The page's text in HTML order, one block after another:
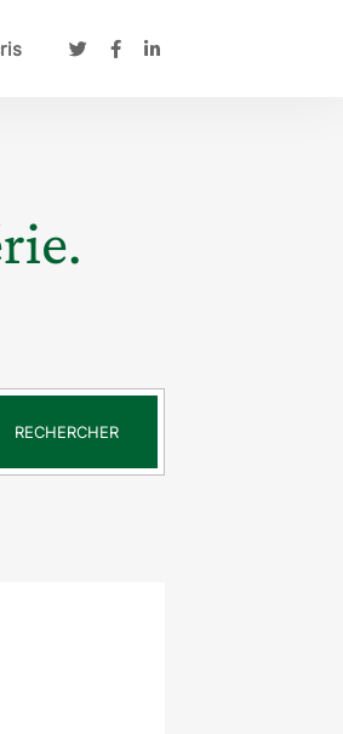
RECHERCHER